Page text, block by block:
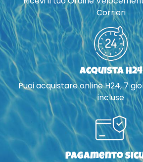
Corrieri
Acquista H24
Puoi acquistare online H24, 7
incluse
Pagamento